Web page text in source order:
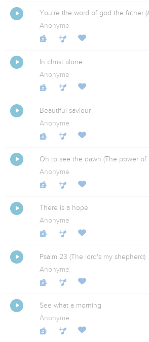
You're the word of god the father
Anonyme
In christ alone
Anonyme
Beautiful saviour
Anonyme
Oh to see the dawn (The power of
Anonyme
There is a hope
Anonyme
Psalm 23 (The lord's my shepherd)
Anonyme
See what a morning
Anonyme